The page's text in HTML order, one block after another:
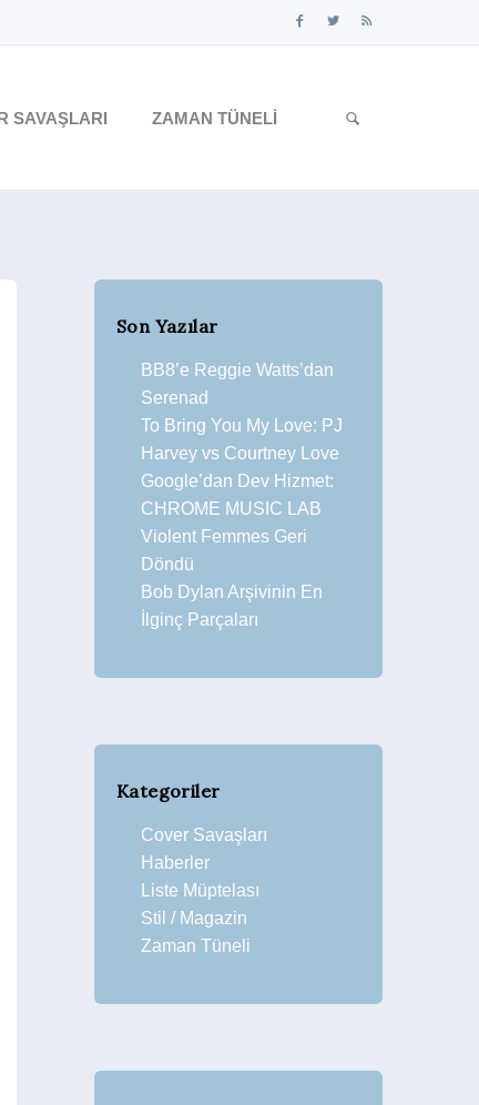
SAVAŞLARI ZAMAN TÜNELI
Son Yazılar
BB8’e Reggie Watts’dan
Serenad
To Bring You My Love: PJ
Harvey vs Courtney Love
Google’dan Dev Hizmet:
CHROME MUSIC LAB
Violent Femmes Geri
Döndü
Bob Dylan Arşivinin En
İlginç Parçaları
Kategoriler
Cover Savaşları
Haberler
Liste Müptelası
Stil / Magazin
Zaman Tüneli